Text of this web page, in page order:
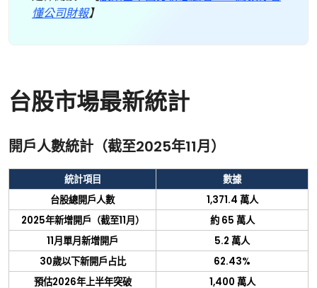
懂公司財報】
台股市場最新統計
開戶人數統計（截至2025年11月）
統計項目
數據
台股總開戶人數
1,371.4 萬人
2025年新增開戶（截至11月） 約65 萬人
11月單月新增開戶 5.2 萬人
30歲以下新開戶占比
62.43%
預估2026年上半年突破 1,400 萬人